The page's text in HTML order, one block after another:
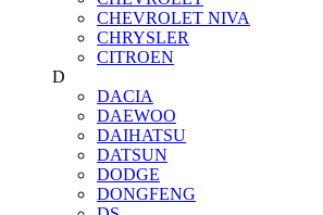
CHEVROLET NIVA
CHRYSLER
CITROEN
D
DACIA
DAEWOO
DAIHATSU
DATSUN
DODGE
DONGFENG